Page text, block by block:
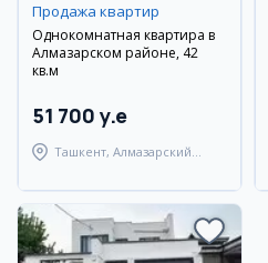
Продажа квартир
Однокомнатная квартира в
Алмазарском районе, 42
кв.м
51 700 y.e
Ташкент, Алмазарский